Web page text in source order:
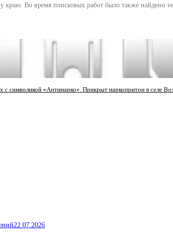
Во время поисковых работ было также
с символикой «Антинарко». Прикрыт наркопритон в селе
22.07.2026